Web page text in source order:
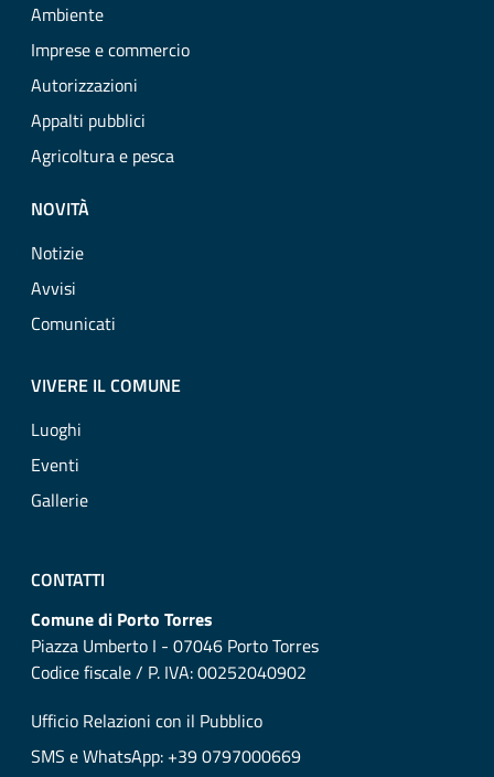
Ambiente
Imprese e commercio
Autorizzazioni
Appalti pubblici
Agricoltura e pesca
NOVITÀ
Notizie
Avvisi
Comunicati
VIVERE IL COMUNE
Luoghi
Eventi
Gallerie
CONTATTI
Comune di Porto Torres
Piazza Umberto I - 07046 Porto Torres
Codice fiscale / P. IVA: 00252040902
Ufficio Relazioni con il Pubblico
SMS e WhatsApp: +39 0797000669